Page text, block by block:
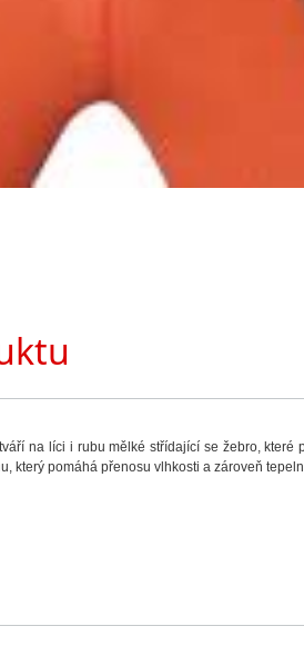
na líci i rubu mělké střídající se žebro, které
který pomáhá přenosu vlhkosti a zároveň